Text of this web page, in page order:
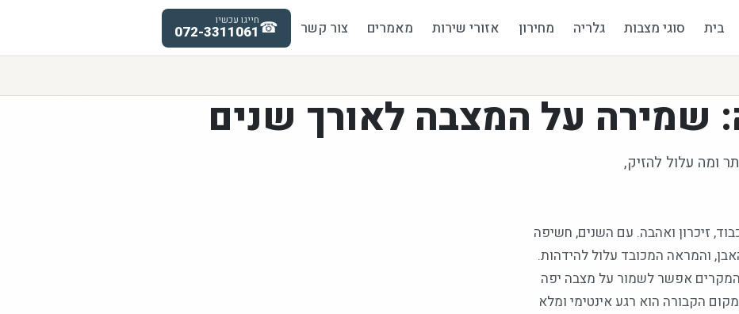
בית סוגי מצבות גלריה מחירון אזורי שירות מאמרים צור קשר ☎חייגו עכשיו
072-3311061
שמירה על המצבה לאורך שנים
ומה עלול להזיק,
זיכרון ואהבה. עם השנים, חשיפה
והמראה המכובד עלול להידהות.
המקרים אפשר לשמור על מצבה יפה
הקבורה הוא רגע אינטימי ומלא